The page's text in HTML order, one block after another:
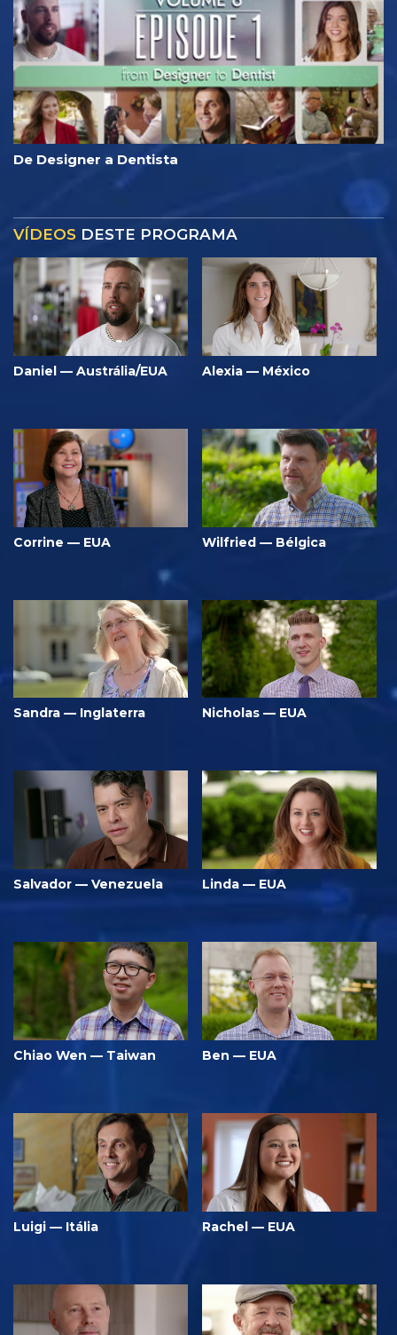
De Designer a Dentista
VÍDEOS DESTE PROGRAMA
Daniel — Austrália/EUA Alexia — México
Corrine — EUA Wilfried — Bélgica
Sandra — Inglaterra Nicholas — EUA
Salvador — Venezuela Linda — EUA
Chiao Wen — Taiwan Ben — EUA
Luigi — Itália Rachel — EUA